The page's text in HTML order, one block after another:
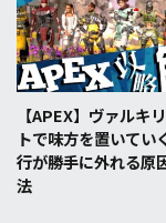
【APEX】ヴァルキ
トで味方を置いてい
行が勝手に外れる原
法